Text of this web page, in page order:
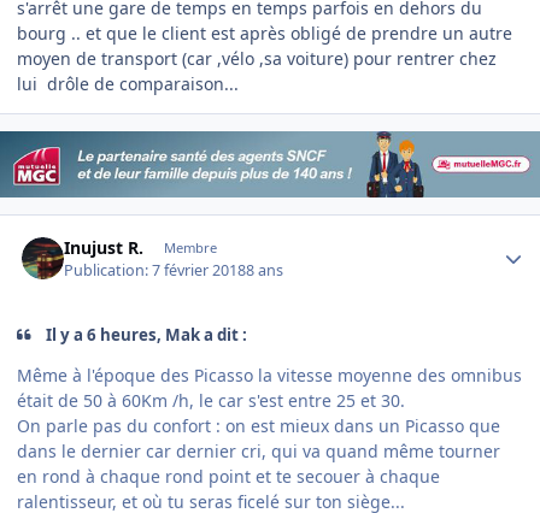
s'arrêt une gare de temps en temps parfois en dehors du
bourg .. et que le client est après obligé de prendre un autre
moyen de transport (car ,vélo ,sa voiture) pour rentrer chez
lui drôle de comparaison...
Inujust R. Membre
Publication:7 février 20188 ans
Il y a 6 heures, Mak a dit :
Même à l'époque des Picasso la vitesse moyenne des omnibus
était de 50 à 60Km /h, le car s'est entre 25 et 30.
On parle pas du confort : on est mieux dans un Picasso que
dans le dernier car dernier cri, qui va quand même tourner
en rond à chaque rond point et te secouer à chaque
ralentisseur, et où tu seras ficelé sur ton siège...